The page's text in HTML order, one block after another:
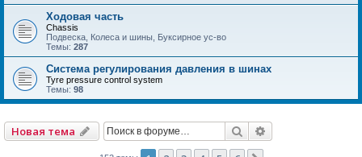
Ходовая часть
Chassis
Подвеска, Колеса и шины, Буксирное ус-во
Темы: 287
Система регулирования давления в шинах
Tyre pressure control system
Темы: 98
Новая тема Поиск